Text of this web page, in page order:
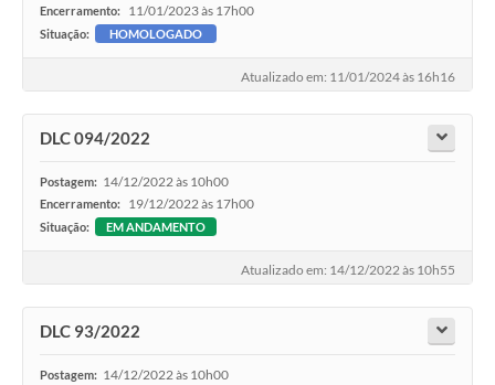
Encerramento: 11/01/2023 às 17h00
Situação: HOMOLOGADO
Atualizado em: 11/01/2024 às 16h16
DLC 094/2022
Postagem: 14/12/2022 às 10h00
Encerramento: 19/12/2022 às 17h00
Situação: EM ANDAMENTO
Atualizado em: 14/12/2022 às 10h55
DLC 93/2022
Postagem: 14/12/2022 às 10h00